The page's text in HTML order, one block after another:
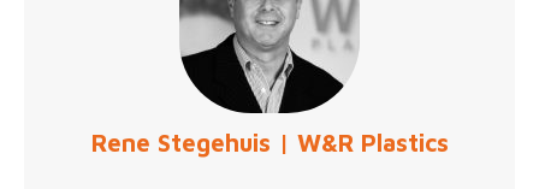
Rene Stegehuis | W&R Plastics